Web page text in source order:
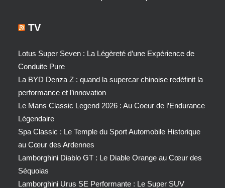
TV
Lotus Super Seven : La Légèreté d’une Expérience de
Conduite Pure
La BYD Denza Z : quand la supercar chinoise redéfinit la
performance et l’innovation
Le Mans Classic Legend 2026 : Au Coeur de l’Endurance
Légendaire
Spa Classic : Le Temple du Sport Automobile Historique
au Cœur des Ardennes
Lamborghini Diablo GT : Le Diable Orange au Cœur des
Séquoias
Lamborghini Urus SE Performante : Le Super SUV